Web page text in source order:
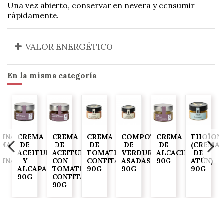
Una vez abierto, conservar en nevera y consumir
rápidamente.
VALOR ENERGÉTICO
En la misma categoría
CREMA
DE
ACEITUNAS
Y
ALCAPARRAS
90G
CREMA
DE
ACEITUNAS
CON
TOMATES
CONFITADOS
90G
CREMA
DE
TOMATES
CONFITADOS
90G
COMPOTA
DE
VERDURAS
ASADAS
90G
CREMA
DE
ALCACHOFA
90G
(CREMA
DE
ATÚN)
90G